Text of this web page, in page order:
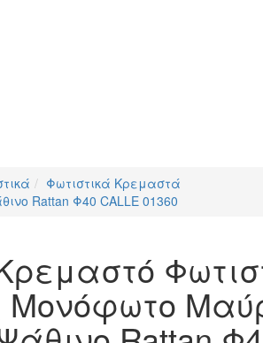
Φωτιστικά Κρεμαστά
Rattan Φ40 CALLE 01360
Μονόφωτο